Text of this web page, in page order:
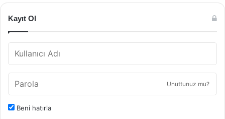
Kayıt Ol
Unuttunuz mu?
Beni hatırla